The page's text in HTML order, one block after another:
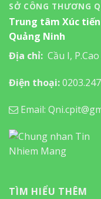
SỞ CÔNG THƯƠNG
Trung tâm Xúc
Quảng Ninh
Địa chỉ: Cầu I,
Điện thoại:
Email:
TÌM HIỂU THÊM